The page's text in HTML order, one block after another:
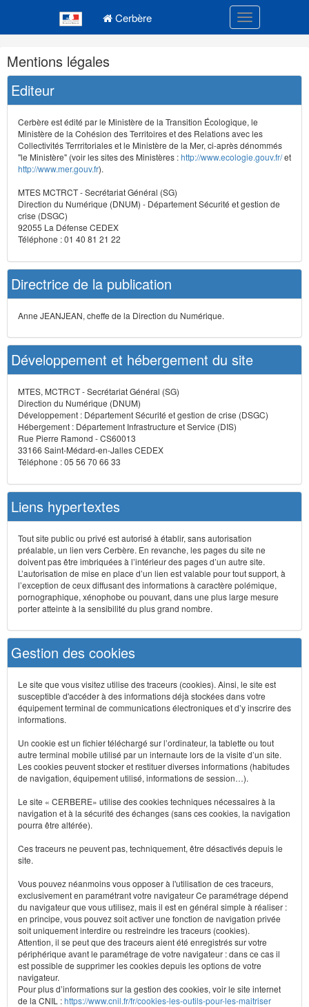
Cerbère Toggle
Navigation
et
outils
annexes
Mentions légales
Editeur
Cerbère est édité par le Ministère de la Transition Écologique, le
Ministère de la Cohésion des Territoires et des Relations avec les
Collectivités Terrritoriales et le Ministère de la Mer, ci-après dénommés
"le Ministère" (voir les sites des Ministères :http://www.ecologie.gouv.fr/et
http://www.mer.gouv.fr).
MTES MCTRCT - Secrétariat Général (SG)
Direction du Numérique (DNUM) - Département Sécurité et gestion de
crise (DSGC)
92055 La Défense CEDEX
Téléphone : 01 40 81 21 22
Directrice de la publication
Anne JEANJEAN, cheffe de la Direction du Numérique.
Développement et hébergement du site
MTES, MCTRCT - Secrétariat Général (SG)
Direction du Numérique (DNUM)
Développement : Département Sécurité et gestion de crise (DSGC)
Hébergement : Département Infrastructure et Service (DIS)
Rue Pierre Ramond - CS60013
33166 Saint-Médard-en-Jalles CEDEX
Téléphone : 05 56 70 66 33
Liens hypertextes
Tout site public ou privé est autorisé à établir, sans autorisation
préalable, un lien vers Cerbère. En revanche, les pages du site ne
doivent pas être imbriquées à l’intérieur des pages d’un autre site.
L’autorisation de mise en place d’un lien est valable pour tout support, à
l’exception de ceux diffusant des informations à caractère polémique,
pornographique, xénophobe ou pouvant, dans une plus large mesure
porter atteinte à la sensibilité du plus grand nombre.
Gestion des cookies
Le site que vous visitez utilise des traceurs (cookies). Ainsi, le site est
susceptible d'accéder à des informations déjà stockées dans votre
équipement terminal de communications électroniques et d’y inscrire des
informations.
Un cookie est un fichier téléchargé sur l’ordinateur, la tablette ou tout
autre terminal mobile utilisé par un internaute lors de la visite d’un site.
Les cookies peuvent stocker et restituer diverses informations (habitudes
de navigation, équipement utilisé, informations de session…).
Le site « CERBERE» utilise des cookies techniques nécessaires à la
navigation et à la sécurité des échanges (sans ces cookies, la navigation
pourra être altérée).
Ces traceurs ne peuvent pas, techniquement, être désactivés depuis le
site.
Vous pouvez néanmoins vous opposer à l'utilisation de ces traceurs,
exclusivement en paramétrant votre navigateur Ce paramétrage dépend
du navigateur que vous utilisez, mais il est en général simple à réaliser :
en principe, vous pouvez soit activer une fonction de navigation privée
soit uniquement interdire ou restreindre les traceurs (cookies).
Attention, il se peut que des traceurs aient été enregistrés sur votre
périphérique avant le paramétrage de votre navigateur : dans ce cas il
est possible de supprimer les cookies depuis les options de votre
navigateur.
Pour plus d’informations sur la gestion des cookies, voir le site internet
de la CNIL :https://www.cnil.fr/fr/cookies-les-outils-pour-les-maitriser